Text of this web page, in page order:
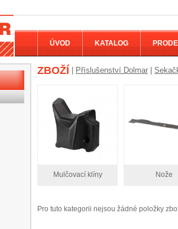
ÚVOD KATALOG
ZBOŽÍ Příslušenství Dolmar
Mulčovací klíny Nože
Pro tuto kategorii nejsou žádné položky